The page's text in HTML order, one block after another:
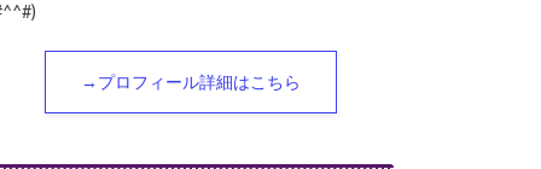
→プロフィール詳細はこちら